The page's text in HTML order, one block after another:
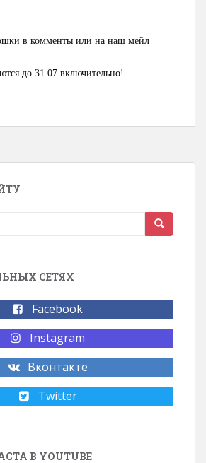
в комменты или на наш мейл
до 31.07 включительно!
СЕТЯХ
Facebook
Instagram
Вконтакте
Twitter
В YOUTUBE